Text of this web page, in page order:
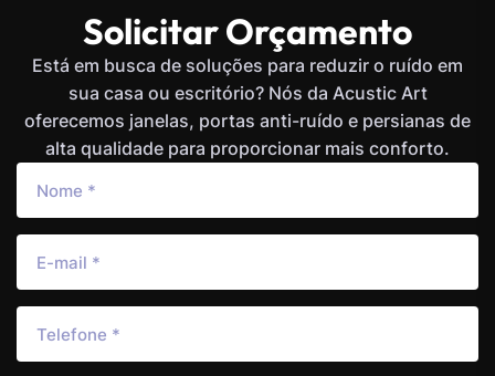
Solicitar Orçamento
Está em busca de soluções para reduzir o ruído em
sua casa ou escritório? Nós da Acustic Art
oferecemos janelas, portas anti-ruído e persianas de
alta qualidade para proporcionar mais conforto.